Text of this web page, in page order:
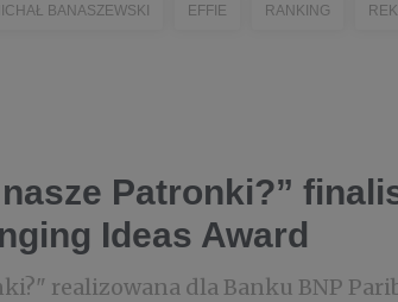
BANASZEWSKI EFFIE RANKING
Patronki?”
Ideas Award
realizowana dla Banku BNP